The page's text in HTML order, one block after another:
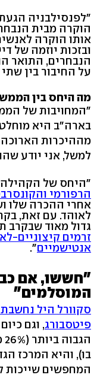
"לפנסילבניה
הוקרה מבית
אותו הוקרה
ובזכות יוזמה של
הנבחרים, התואר
על החיבור בין
מה היחס בין
"המחויבות של
בארה"ב היא
מההיכרות
למשל, אני יודע
"היחס של הקהילה
הרפורמי
אחרי ההכרה שלו
לאוהד. עם זאת,
גדול מאוד שבקרב
זרמים קיצוניים-
אנטישמיים".
"חששו, אם
המוסלמים"
סקוורל היל
פיטסבורג, וגם
בו), והיא המרכז
המחפשים שייכות